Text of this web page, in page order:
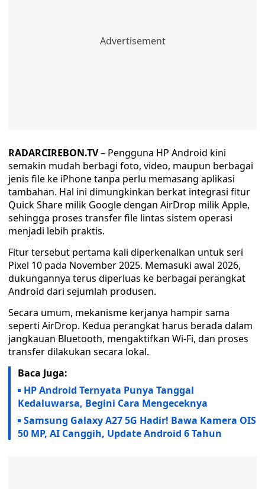
RADARCIREBON.TV– Pengguna HP Android kini
semakin mudah berbagi foto, video, maupun berbagai
jenis file ke iPhone tanpa perlu memasang aplikasi
tambahan. Hal ini dimungkinkan berkat integrasi fitur
Quick Share milik Google dengan AirDrop milik Apple,
sehingga proses transfer file lintas sistem operasi
menjadi lebih praktis.
Fitur tersebut pertama kali diperkenalkan untuk seri
Pixel 10 pada November 2025. Memasuki awal 2026,
dukungannya terus diperluas ke berbagai perangkat
Android dari sejumlah produsen.
Secara umum, mekanisme kerjanya hampir sama
seperti AirDrop. Kedua perangkat harus berada dalam
jangkauan Bluetooth, mengaktifkan Wi-Fi, dan proses
transfer dilakukan secara lokal.
Baca Juga:
HP Android Ternyata Punya Tanggal
Kedaluwarsa, Begini Cara Mengeceknya
Samsung Galaxy A27 5G Hadir! Bawa Kamera OIS
50 MP, AI Canggih, Update Android 6 Tahun